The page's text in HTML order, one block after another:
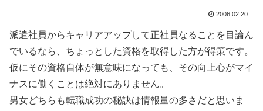
2006.02.20
派遣社員からキャリアアップして正社員なることを目論ん
でいるなら、ちょっとした資格を取得した方が得策です。
仮にその資格自体が無意味になっても、その向上心がマイ
ナスに働くことは絶対にありません。
男女どちらも転職成功の秘訣は情報量の多さだと思いま